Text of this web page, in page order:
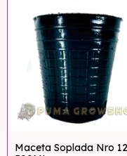
Maceta Soplada Nro 12